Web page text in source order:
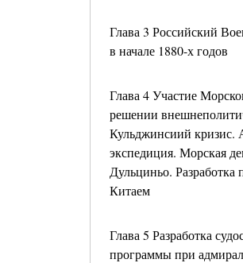
Глава 3 Российский
в начале 1880-х годов
Глава 4 Участие
решении
Кульджинсиий кризис.
экспедиция. Морская
Дульциньо. Разработка
Китаем
Глава 5 Разработка
программы при